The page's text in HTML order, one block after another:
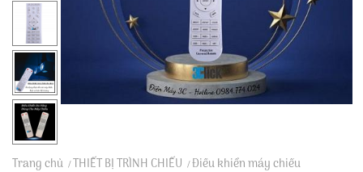
Trang chủ THIẾT BỊ TRÌNH CHIẾU Điều khiển máy chiếu